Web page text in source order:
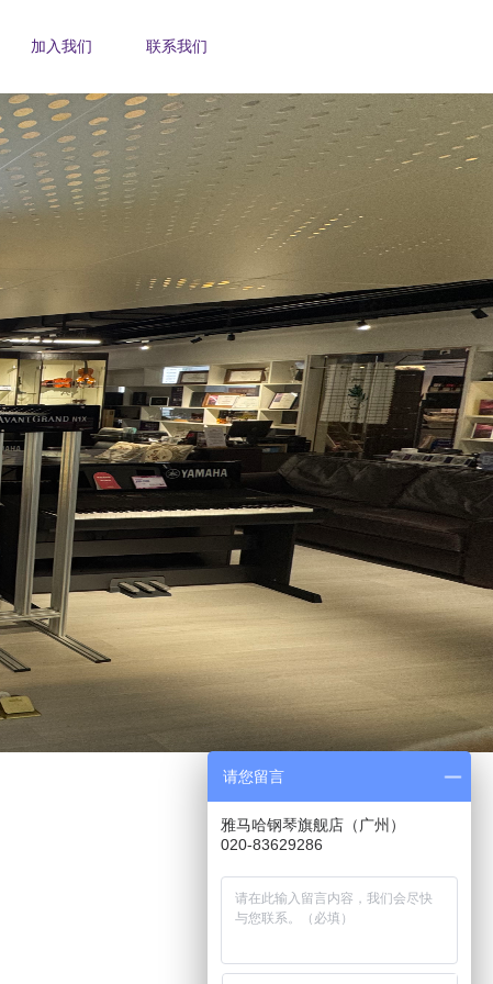
加入我们 联系我们
请您留言
雅马哈钢琴旗舰店（广州）
020-83629286